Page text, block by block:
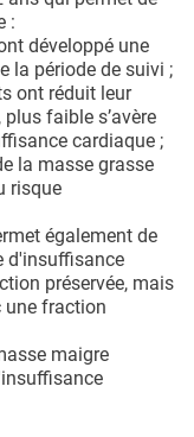
:
développé une
la période de suivi ;
ont réduit leur
faible s’avère
cardiaque ;
la masse grasse
risque
également de
d'insuffisance
préservée, mais
une fraction
maigre